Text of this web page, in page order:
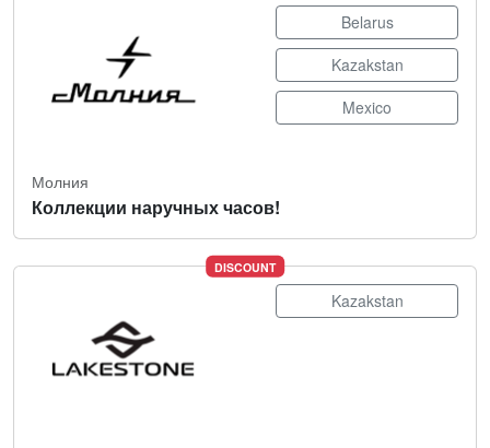
Belarus
Kazakstan
Mexico
Молния
Коллекции наручных часов!
DISCOUNT
Kazakstan